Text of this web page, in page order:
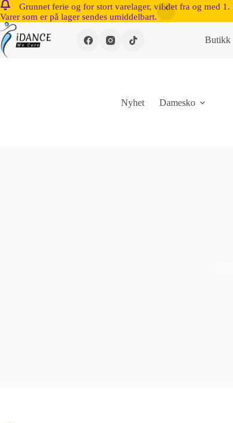
Grunnet ferie og for stort varelager, vil det fra og med
Varer som er på lager sendes umiddelbart.
Butikk
Nyhet Damesko